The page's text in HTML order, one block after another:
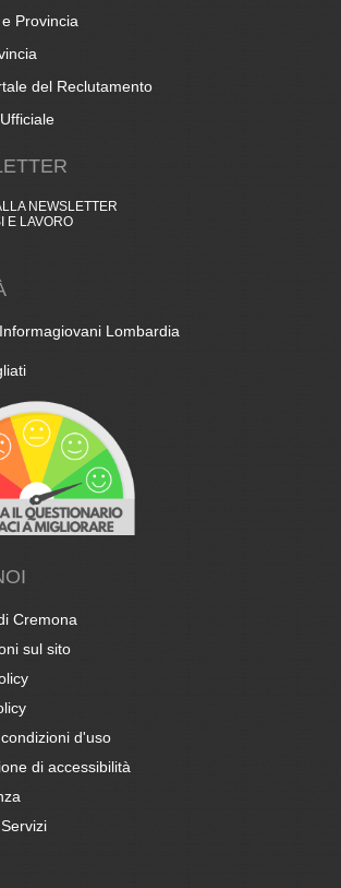
Provincia
del Reclutamento
NEWSLETTER
E LAVORO
Lombardia
Cremona
sul sito
d'uso
di accessibilità